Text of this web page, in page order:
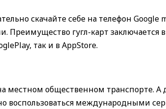
скачайте себе на телефон Google
гугл-карт заключается
так и в AppStore.
местном общественном транспорте. А
воспользоваться международными